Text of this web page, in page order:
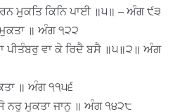
ਮੁਕਤਿ ਕਿਨਿ ਪਾਈ ॥੫॥ – ਅੰਗ ੯੩
॥ ਅੰਗ ੧੨੨
ਪੀਤੰਬਰੁ ਵਾ ਕੇ ਰਿਦੈ ਬਸੈ ॥੫॥੨॥ ਅੰਗ
॥ ਅੰਗ ੧੧੫੬
ਨਰੁ ਮੁਕਤਾ ਜਾਨੁ ॥ ਅੰਗ ੧੪੨੮